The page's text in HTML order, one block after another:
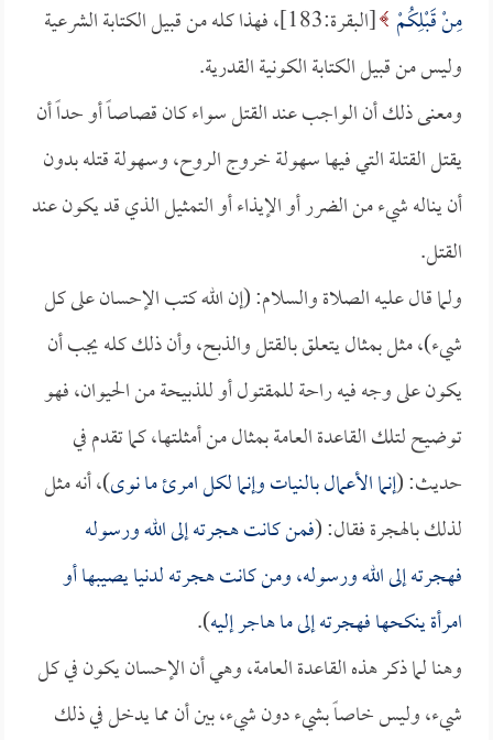
مِنْ قَبْلِكُمْ
[البقرة:183]، فهذا كله من قبيل الكتابة الشرعية
وليس من قبيل الكتابة الكونية القدرية.
ومعنى ذلك أن الواجب عند القتل سواء كان قصاصاً أو حداً أن
يقتل القتلة التي فيها سهولة خروج الروح، وسهولة قتله بدون
أن يناله شيء من الضرر أو الإيذاء أو التمثيل الذي قد يكون عند
القتل.
ولما قال عليه الصلاة والسلام: (إن الله كتب الإحسان على كل
شيء)، مثل بمثال يتعلق بالقتل والذبح، وأن ذلك كله يجب أن
يكون على وجه فيه راحة للمقتول أو للذبيحة من الحيوان، فهو
توضيح لتلك القاعدة العامة بمثال من أمثلتها، كما تقدم في
حديث: (إنما الأعمال بالنيات وإنما لكل امرئ ما نوى)، أنه مثل
لذلك بالهجرة فقال: (فمن كانت هجرته إلى الله ورسوله
فهجرته إلى الله ورسوله، ومن كانت هجرته لدنيا يصيبها أو
امرأة ينكحها فهجرته إلى ما هاجر إليه).
وهنا لما ذكر هذه القاعدة العامة، وهي أن الإحسان يكون في كل
شيء، وليس خاصاً بشيء دون شيء، بين أن مما يدخل في ذلك